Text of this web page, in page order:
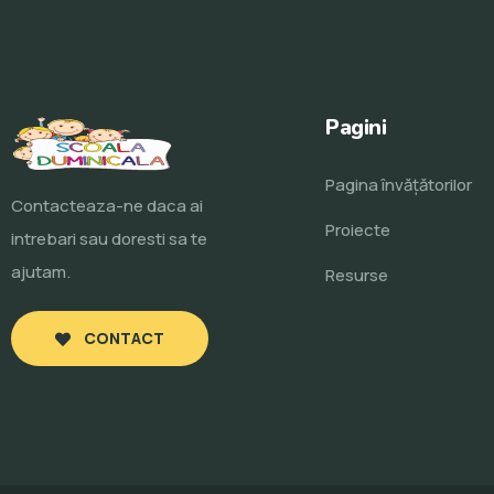
Contacteaza-ne daca ai
intrebari sau doresti sa te
ajutam.
CONTACT
Pagini
Pagina învăţătorilor
Proiecte
Resurse